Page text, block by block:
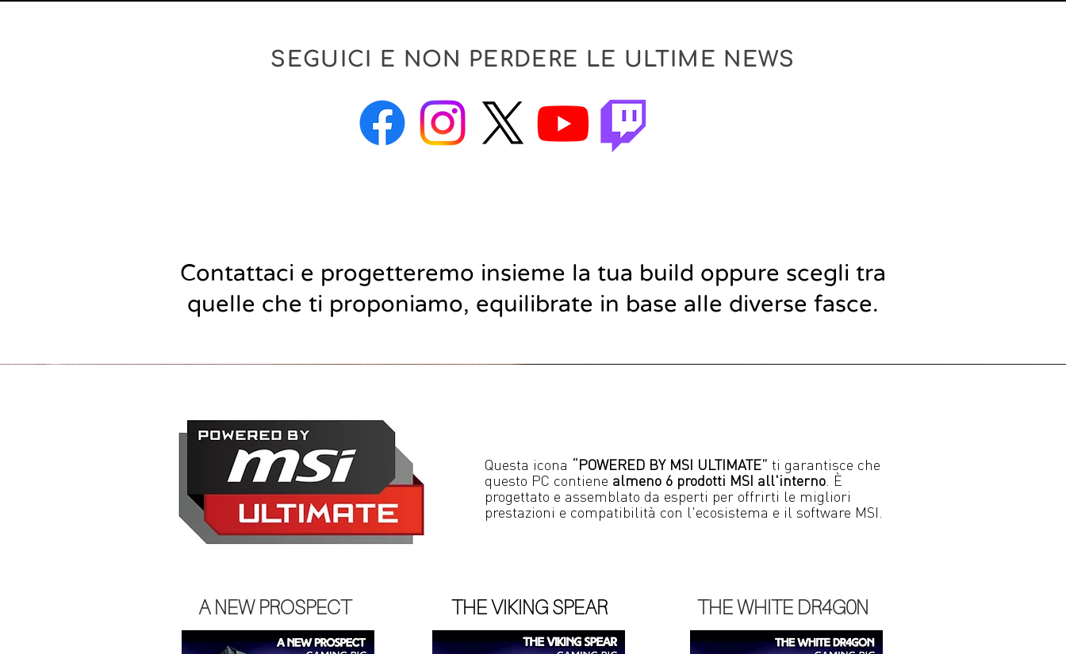
SEGUICI E NON PERDERE LE ULTIME NEWS
Contattaci e progetteremo insieme la tua build oppure scegli tra
quelle che ti proponiamo, equilibrate in base alle diverse fasce.
Questa icona “POWERED BY MSI ULTIMATE” ti garantisce che
questo PC contiene almeno 6 prodotti MSI all'interno . È
progettato e assemblato da esperti per offrirti le migliori
prestazioni e compatibilità con l'ecosistema e il software MSI.
A NEW PROSPECT THE VIKING SPEAR THE WHITE DR4G0N